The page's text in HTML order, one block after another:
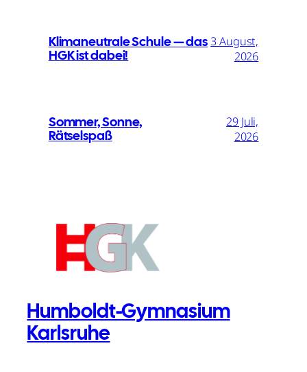
Klimaneutrale Schule — das
HGK ist dabei!
3 August,
2026
Sommer, Sonne,
Rätselspaß
29 Juli,
2026
Humboldt-Gymnasium
Karlsruhe